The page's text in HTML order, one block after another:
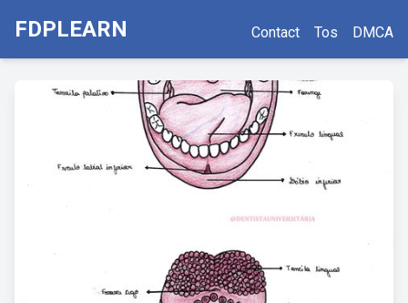
FDPLEARN Contact Tos DMCA